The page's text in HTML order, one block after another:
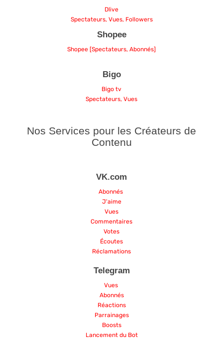
Dlive
Spectateurs, Vues, Followers
Shopee
Shopee [Spectateurs, Abonnés]
Bigo
Bigo tv
Spectateurs, Vues
Nos Services pour les Créateurs de
Contenu
VK.com
Abonnés
J'aime
Vues
Commentaires
Votes
Écoutes
Réclamations
Telegram
Vues
Abonnés
Réactions
Parrainages
Boosts
Lancement du Bot